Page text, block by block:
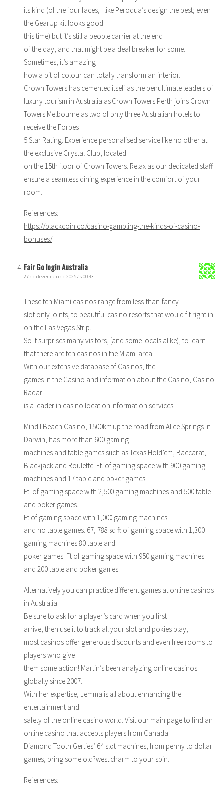
its kind (of the four faces, I like Perodua’s design the best; even
the GearUp kit looks good
this time) but it’s still a people carrier at the end
of the day, and that might be a deal breaker for some.
Sometimes, it’s amazing
how a bit of colour can totally transform an interior.
Crown Towers has cemented itself as the penultimate leaders of
luxury tourism in Australia as Crown Towers Perth joins Crown
Towers Melbourne as two of only three Australian hotels to
receive the Forbes
5 Star Rating. Experience personalised service like no other at
the exclusive Crystal Club, located
on the 15th floor of Crown Towers. Relax as our dedicated staff
ensure a seamless dining experience in the comfort of your
room.
References:
https://blackcoin.co/casino-gambling-the-kinds-of-casino-
bonuses/
Fair Go login Australia
27 de dezembro de 2025 às 00:43
These ten Miami casinos range from less-than-fancy
slot only joints, to beautiful casino resorts that would fit right in
on the Las Vegas Strip.
So it surprises many visitors, (and some locals alike), to learn
that there are ten casinos in the Miami area.
With our extensive database of Casinos, the
games in the Casino and information about the Casino, Casino
Radar
is a leader in casino location information services.
Mindil Beach Casino, 1500km up the road from Alice Springs in
Darwin, has more than 600 gaming
machines and table games such as Texas Hold’em, Baccarat,
Blackjack and Roulette. Ft. of gaming space with 900 gaming
machines and 17 table and poker games.
Ft. of gaming space with 2,500 gaming machines and 500 table
and poker games.
Ft of gaming space with 1,000 gaming machines
and no table games. 67, 788 sq ft of gaming space with 1,300
gaming machines 80 table and
poker games. Ft of gaming space with 950 gaming machines
and 200 table and poker games.
Alternatively you can practice different games at online casinos
in Australia.
Be sure to ask for a player’s card when you first
arrive, then use it to track all your slot and pokies play;
most casinos offer generous discounts and even free rooms to
players who give
them some action! Martin’s been analyzing online casinos
globally since 2007.
With her expertise, Jemma is all about enhancing the
entertainment and
safety of the online casino world. Visit our main page to find an
online casino that accepts players from Canada.
Diamond Tooth Gerties’ 64 slot machines, from penny to dollar
games, bring some old?west charm to your spin.
References: